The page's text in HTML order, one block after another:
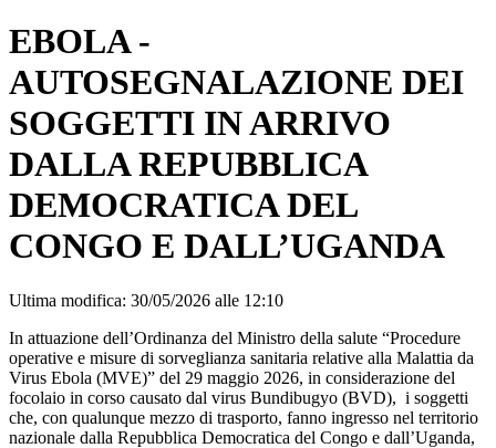
EBOLA -
AUTOSEGNALAZIONE DEI
SOGGETTI IN ARRIVO
DALLA REPUBBLICA
DEMOCRATICA DEL
CONGO E DALL’UGANDA
Ultima modifica: 30/05/2026 alle 12:10
In attuazione dell’Ordinanza del Ministro della salute “Procedure
operative e misure di sorveglianza sanitaria relative alla Malattia da
Virus Ebola (MVE)” del 29 maggio 2026, in considerazione del
focolaio in corso causato dal virus Bundibugyo (BVD), i soggetti
che, con qualunque mezzo di trasporto, fanno ingresso nel territorio
nazionale dalla Repubblica Democratica del Congo e dall’Uganda,